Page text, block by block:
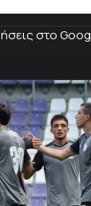
στο